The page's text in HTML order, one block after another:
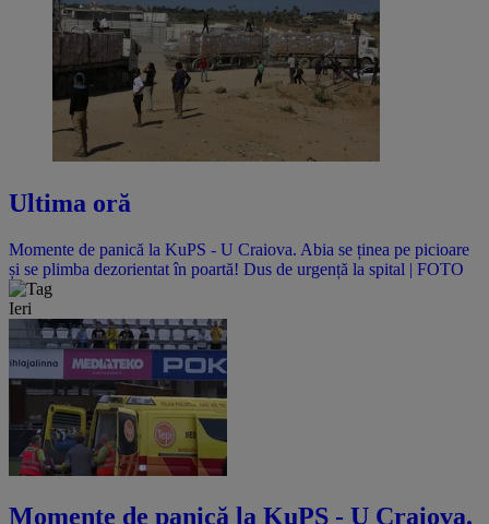
Ultima oră
Momente de panică la KuPS - U Craiova. Abia se ținea pe picioare
și se plimba dezorientat în poartă! Dus de urgență la spital | FOTO
Ieri
Momente de panică la KuPS - U Craiova.